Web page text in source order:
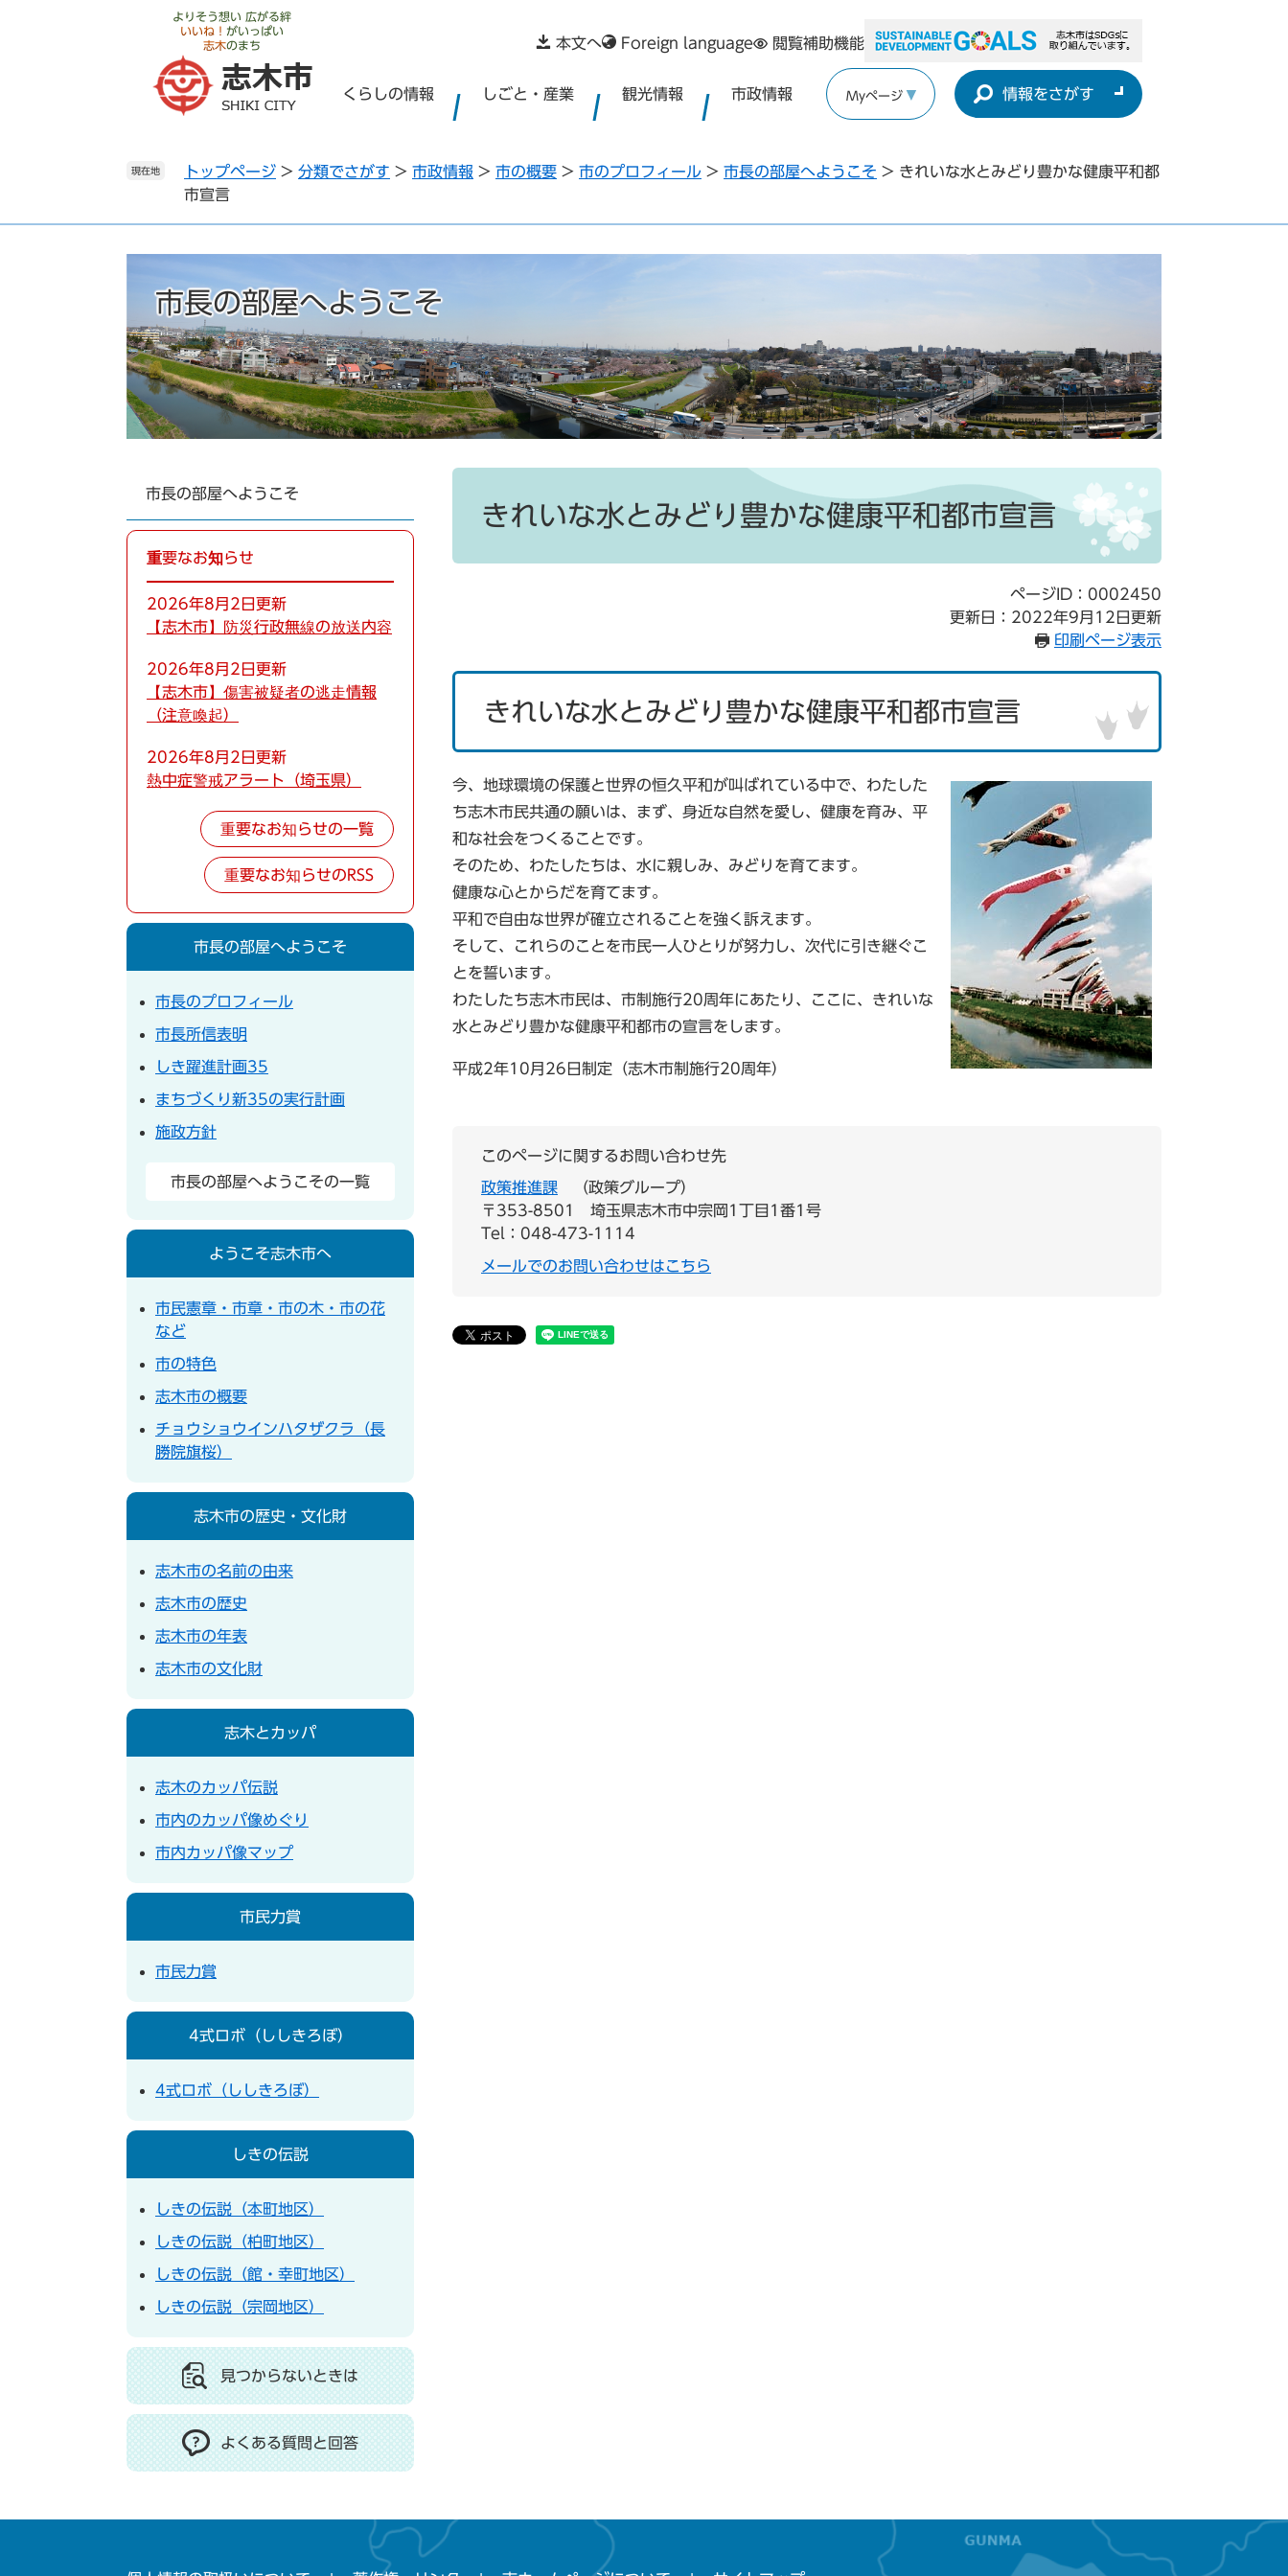
よりそう想い 広がる絆
いいね！ がいっぱい
志木のまち 本文へ Foreign language 閲覧補助機能
くらしの情報 しごと・産業 観光情報 市政情報 Myページ 情報をさがす
現在地 トップページ > 分類でさがす > 市政情報 > 市の概要 > 市のプロフィール > 市長の部屋へようこそ > きれいな水とみどり豊かな健康平和都
市宣言
市長の部屋へようこそ
きれいな水とみどり豊かな健康平和都市宣言
ページID：0002450
更新日：2022年9月12日更新
印刷ページ表示
きれいな水とみどり豊かな健康平和都市宣言
今、地球環境の保護と世界の恒久平和が叫ばれている中で、わたした
ち志木市民共通の願いは、まず、身近な自然を愛し、健康を育み、平
和な社会をつくることです。
そのため、わたしたちは、水に親しみ、みどりを育てます。
健康な心とからだを育てます。
平和で自由な世界が確立されることを強く訴えます。
そして、これらのことを市民一人ひとりが努力し、次代に引き継ぐこ
とを誓います。
わたしたち志木市民は、市制施行20周年にあたり、ここに、きれいな
水とみどり豊かな健康平和都市の宣言をします。
平成2年10月26日制定（志木市制施行20周年）
このページに関するお問い合わせ先
政策推進課
政策グループ
〒353-8501
埼玉県志木市中宗岡1丁目1番1号
Tel：048-473-1114
メールでのお問い合わせはこちら
市長の部屋へようこそ
重要なお知らせ
2026年8月2日更新
【志木市】防災行政無線の放送内容
2026年8月2日更新
【志木市】傷害被疑者の逃走情報
（注意喚起）
2026年8月2日更新
熱中症警戒アラート（埼玉県）
重要なお知らせの一覧
重要なお知らせのRSS
市長の部屋へようこそ
市長のプロフィール
市長所信表明
しき躍進計画35
まちづくり新35の実行計画
施政方針
市長の部屋へようこその一覧
ようこそ志木市へ
市民憲章・市章・市の木・市の花
など
市の特色
志木市の概要
チョウショウインハタザクラ（長
勝院旗桜）
志木市の歴史・文化財
志木市の名前の由来
志木市の歴史
志木市の年表
志木市の文化財
志木とカッパ
志木のカッパ伝説
市内のカッパ像めぐり
市内カッパ像マップ
市民力賞
市民力賞
4式ロボ（ししきろぼ）
4式ロボ（ししきろぼ）
しきの伝説
しきの伝説（本町地区）
しきの伝説（柏町地区）
しきの伝説（館・幸町地区）
しきの伝説（宗岡地区）
見つからないときは
よくある質問と回答